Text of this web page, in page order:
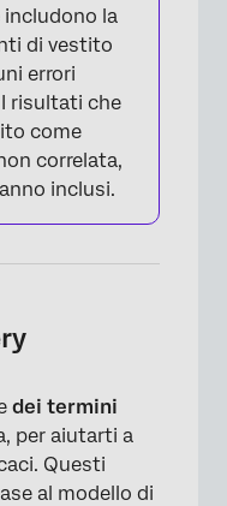
×
la
di vestito
errori
risultati che
come
correlata,
inclusi.
dei termini
per aiutarti a
Questi
al modello di